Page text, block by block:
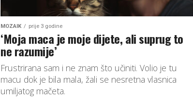
MOZAIK prije 3 godine
‘Moja maca je moje dijete, ali suprug to
ne razumije’
Frustrirana sam i ne znam što učiniti. Volio je tu
macu dok je bila mala, žali se nesretna vlasnica
umiljatog mačeta.